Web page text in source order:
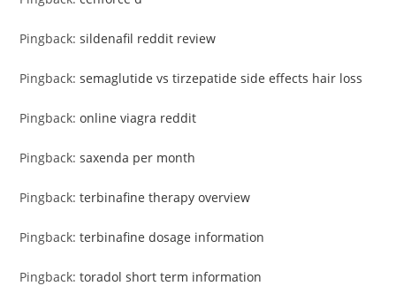
Pingback:sildenafil reddit review
Pingback:semaglutide vs tirzepatide side effects hair loss
Pingback:online viagra reddit
Pingback:saxenda per month
Pingback:terbinafine therapy overview
Pingback:terbinafine dosage information
Pingback:toradol short term information